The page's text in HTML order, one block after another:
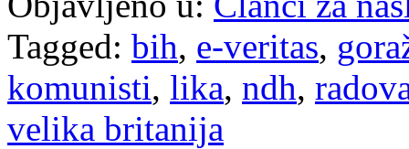
Tagged: bih, e-veritas,
komunisti, lika, ndh,
velika britanija